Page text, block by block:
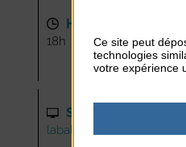
HORAIRES
18h
SITE INTERNET
labaladedanton.fr
Ce site peut
technologies
votre expérience